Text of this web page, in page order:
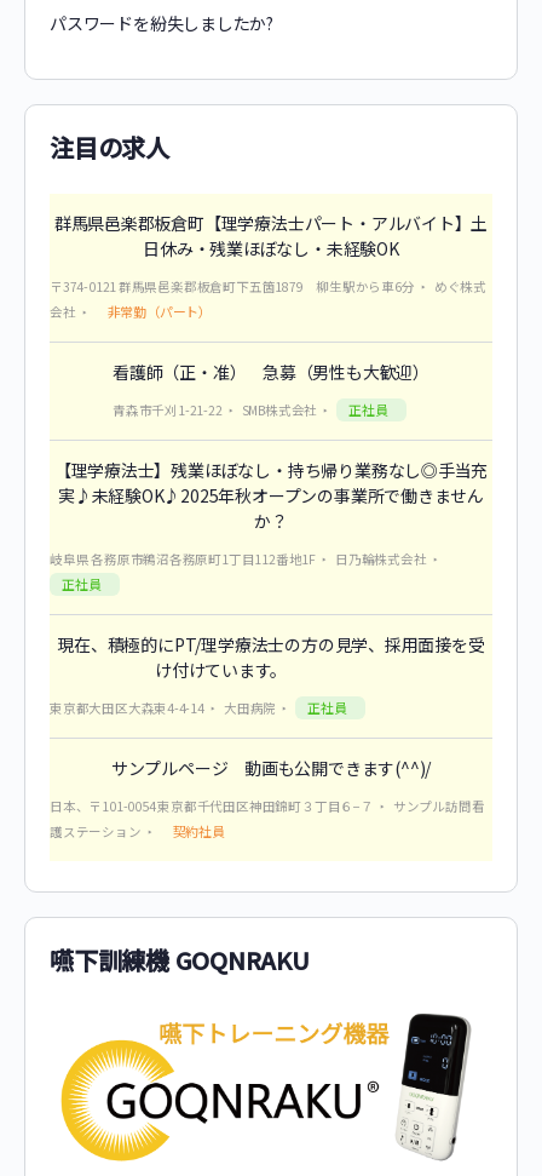
パスワードを紛失しましたか?
注目の求人
群馬県邑楽郡板倉町【理学療法士パート・アルバイト】土
日休み・残業ほぼなし・未経験OK
〒374-0121 群馬県邑楽郡板倉町下五箇1879 柳生駅から車6分
めぐ株式
会社
非常勤（パート）
看護師（正・准） 急募（男性も大歓迎）
青森市千刈1-21-22 SMB株式会社 正社員
【理学療法士】残業ほぼなし・持ち帰り業務なし◎手当充
実♪未経験OK♪2025年秋オープンの事業所で働きません
か？
岐阜県 各務原市鵜沼各務原町1丁目112番地1F 日乃輪株式会社
正社員
現在、積極的にPT/理学療法士の方の見学、採用面接を受
け付けています。
東京都大田区大森東4-4-14 大田病院 正社員
サンプルページ 動画も公開できます(^^)/
日本、〒101-0054 東京都千代田区神田錦町３丁目６−７
サンプル訪問看
護ステーション
契約社員
嚥下訓練機 GOQNRAKU